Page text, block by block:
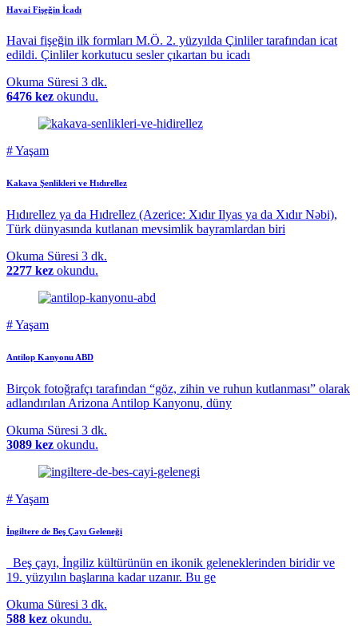
Havai Fişeğin İcadı
Havai fişeğin ilk formları M.Ö. 2. yüzyılda Çinliler tarafından icat
edildi. Çinliler korkutucu sesler çıkartan bu icadı
Okuma Süresi 3 dk.
6476 kez okundu.
#Yaşam
Kakava Şenlikleri ve Hıdırellez
Hıdırellez ya da Hıdrellez (Azerice: Xıdır Ilyas ya da Xıdır Nəbi),
Türk dünyasında kutlanan mevsimlik bayramlardan biri
Okuma Süresi 3 dk.
2277 kez okundu.
#Yaşam
Antilop Kanyonu ABD
Birçok fotoğrafçı tarafından “göz, zihin ve ruhun kutlanması” olarak
adlandırılan Arizona Antilop Kanyonu, düny
Okuma Süresi 3 dk.
3089 kez okundu.
#Yaşam
İngiltere de Beş Çayı Geleneği
Beş çayı, İngiliz kültürünün en ikonik geleneklerinden biridir ve
19. yüzyılın başlarına kadar uzanır. Bu ge
Okuma Süresi 3 dk.
588 kez okundu.